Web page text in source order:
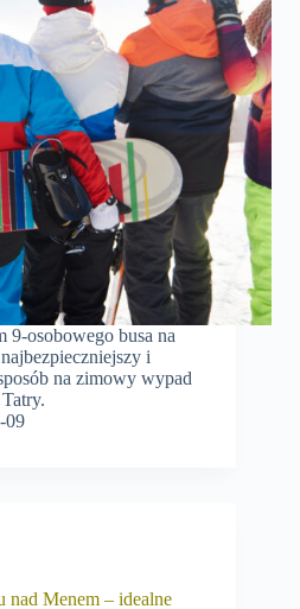
9-osobowego busa na
i
na zimowy wypad
09
nad Menem – idealne